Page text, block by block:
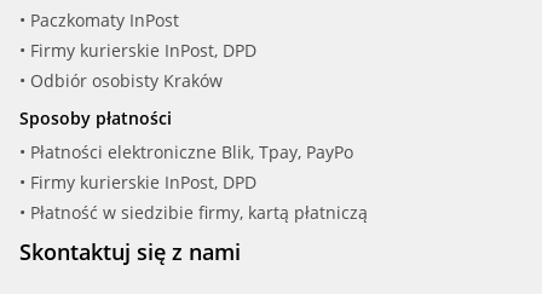
• Paczkomaty InPost
• Firmy kurierskie InPost, DPD
• Odbiór osobisty Kraków
Sposoby płatności
• Płatności elektroniczne Blik, Tpay, PayPo
• Firmy kurierskie InPost, DPD
• Płatność w siedzibie firmy, kartą płatniczą
Skontaktuj się z nami